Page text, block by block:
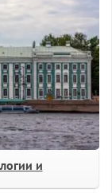
и